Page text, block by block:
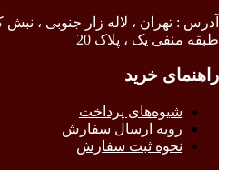
آدرس : تهران ، لاله زار جنوبی ،
طبقه منفی یک ، پلاک 20
راهنمای خرید
شیوه‌های پرداخت
رویه ارسال سفارش
نحوه ثبت سفارش